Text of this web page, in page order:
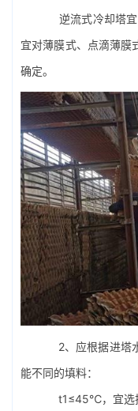
逆流式冷却塔宜
宜对薄膜式、点滴薄膜
确定。
2、应根据进塔水
能不同的填料：
t1≤45℃，宜选